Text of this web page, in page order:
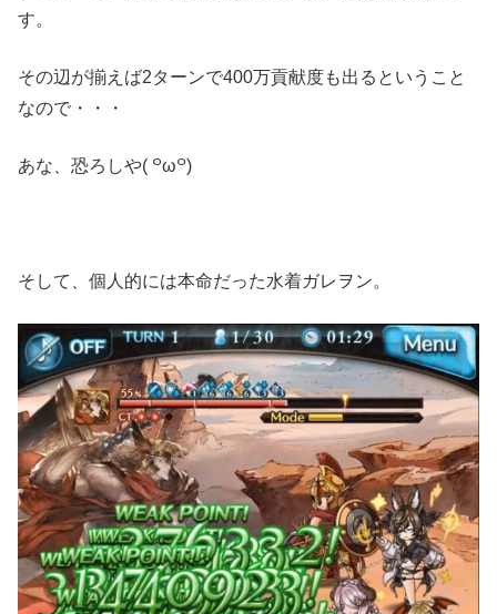
す。
その辺が揃えば2ターンで400万貢献度も出るということ
なので・・・
あな、恐ろしや( ꒪ω꒪)
そして、個人的には本命だった水着ガレヲン。